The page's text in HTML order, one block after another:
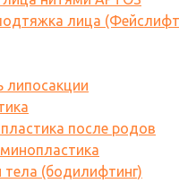
лица
липосакции
после родов
(бодилифтинг)